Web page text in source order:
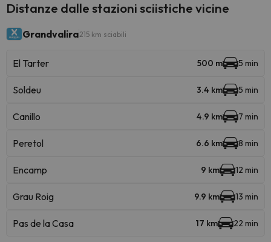
Distanze dalle stazioni sciistiche vicine
Grandvalira215 km sciabili
El Tarter 500 m 5 min
Soldeu 3.4 km 5 min
Canillo 4.9 km 7 min
Peretol 6.6 km 8 min
Encamp 9 km 12 min
Grau Roig 9.9 km 13 min
Pas de la Casa 17 km 22 min